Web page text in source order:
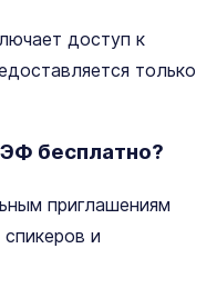
доступ к
только
бесплатно?
приглашениям
и